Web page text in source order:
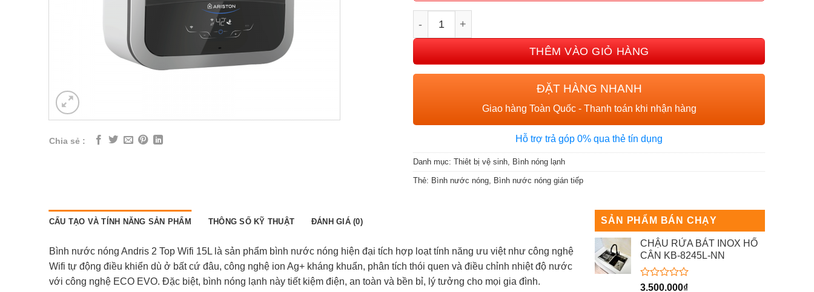
Chia sẻ :
THÊM VÀO GIỎ HÀNG
ĐẶT HÀNG NHANH
Giao hàng Toàn Quốc - Thanh toán khi nhận hàng
Hỗ trợ trả góp 0% qua thẻ tín dụng
Danh mục: Thiêt bị vệ sinh, Bình nóng lạnh
Thẻ: Bình nước nóng, Bình nước nóng gián tiếp
CẤU TẠO VÀ TÍNH NĂNG SẢN PHẨM THÔNG SỐ KỸ THUẬT ĐÁNH GIÁ (0)
Bình nước nóng Andris 2 Top Wifi 15L là sản phẩm bình nước nóng hiện đại tích hợp loạt tính năng ưu việt như công nghệ
Wifi tự động điều khiển dù ở bất cứ đâu, công nghệ ion Ag+ kháng khuẩn, phân tích thói quen và điều chỉnh nhiệt độ nước
với công nghệ ECO EVO. Đặc biệt, bình nóng lạnh này tiết kiệm điện, an toàn và bền bỉ, lý tưởng cho mọi gia đình.
SẢN PHẨM BÁN CHẠY
CHẬU RỬA BÁT INOX HỐ
CÂN KB-8245L-NN
Được
3.500.000₫